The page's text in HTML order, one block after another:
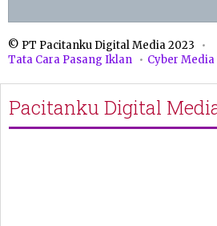
© PT Pacitanku Digital Media 2023
Tata Cara Pasang Iklan
Cyber
Pacitanku Digital